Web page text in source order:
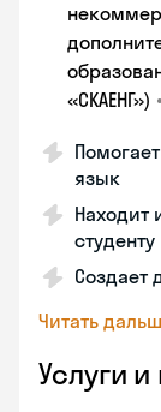
«СКАЕНГ») •
язык
Находит
студенту
Создает
Читать
Услуги